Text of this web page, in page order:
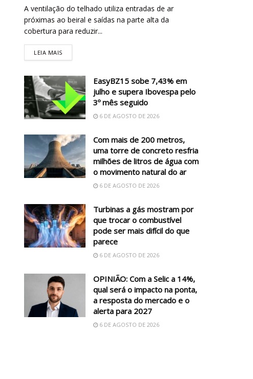
A ventilação do telhado utiliza entradas de ar
próximas ao beiral e saídas na parte alta da
cobertura para reduzir...
LEIA MAIS
EasyBZ15 sobe 7,43% em
julho e supera Ibovespa pelo
3º mês seguido
6 DE AGOSTO DE 2026
Com mais de 200 metros,
uma torre de concreto resfria
milhões de litros de água com
o movimento natural do ar
6 DE AGOSTO DE 2026
Turbinas a gás mostram por
que trocar o combustível
pode ser mais difícil do que
parece
6 DE AGOSTO DE 2026
OPINIÃO: Com a Selic a 14%,
qual será o impacto na ponta,
a resposta do mercado e o
alerta para 2027
6 DE AGOSTO DE 2026